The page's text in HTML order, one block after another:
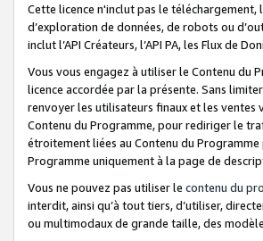
Cette licence n'inclut pas le
d’exploration de données, de robots ou
inclut l’API Créateurs, l’API PA, les Flux de
Vous vous engagez à utiliser le Contenu du
licence accordée par la présente. Sans
renvoyer les utilisateurs finaux et les ventes
Contenu du Programme, pour rediriger le
étroitement liées au Contenu du
Programme uniquement à la page de
Vous ne pouvez pas utiliser le contenu du
interdit, ainsi qu’à tout tiers, d’utiliser,
ou multimodaux de grande taille, des